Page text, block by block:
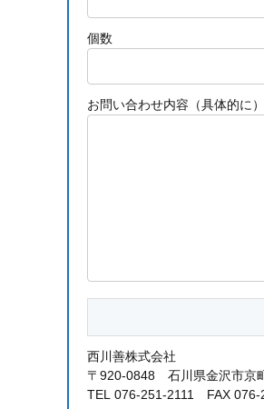
個数
お問い合わせ内容（具体的に）
西川善株式会社
〒920-0848 石川県金沢市京
TEL 076-251-2111 FAX 076-